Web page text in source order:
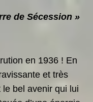
de Sécession »
en 1936 ! En
et très
le bel avenir qui lui